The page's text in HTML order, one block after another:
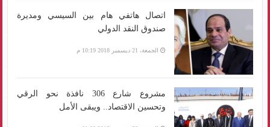
اتصال هاتفي هام بين السيسي ومديرة
صندوق النقد الدولي
الجمعة، 21 ديسمبر 2018 10:19 م
مشروع شارع 306 نافذة نحو الرقي
وتحسين الاقتصاد.. ويبقى الأمل